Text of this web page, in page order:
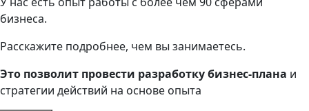
бизнеса.
Расскажите подробнее, чем вы занимаетесь.
Это позволит провести разработку бизнес-плана и
стратегии действий на основе опыта